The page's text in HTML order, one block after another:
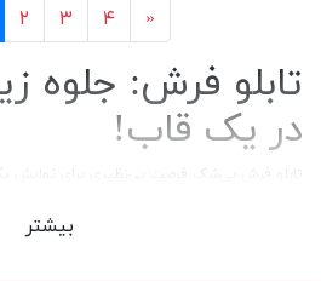
۲ ۳ ۴ »
تابلو فرش: جلوه
در یک قاب!
تابلو فرش بی‌شک فرصت بی‌نظیری برای نمایش
بی‌بدیل و ماندگار تبدیل شده است. تنوع این
دستبافت و تابلو فرش ماشینی، امکان دسترسی
است! با استفاده از مزیت خرید اینترنتی تابلو
بیشتر